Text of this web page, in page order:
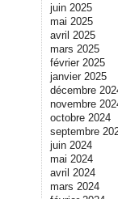
juin 2025
mai 2025
avril 2025
mars 2025
février 2025
janvier 2025
décembre
novembre
octobre 2024
septembre
juin 2024
mai 2024
avril 2024
mars 2024